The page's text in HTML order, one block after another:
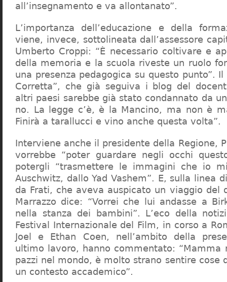
all’insegnamento e va allontanato”.
L’importanza dell’educazione e della
viene, invece, sottolineata dall’assessore
Umberto Croppi: “È necessario coltivare e
della memoria e la scuola riveste un ruolo
una presenza pedagogica su questo punto”.
Corretta”, che già seguiva i blog del
altri paesi sarebbe già stato condannato da
no. La legge c’è, è la Mancino, ma non è
Finirà a tarallucci e vino anche questa volta”.
Interviene anche il presidente della Regione,
vorrebbe “poter guardare negli occhi
potergli “trasmettere le immagini che io
Auschwitz, dallo Yad Vashem”. E, sulla linea
da Frati, che aveva auspicato un viaggio del
Marrazzo dice: “Vorrei che lui andasse a
nella stanza dei bambini”. L’eco della
Festival Internazionale del Film, in corso a
Joel e Ethan Coen, nell’ambito della
ultimo lavoro, hanno commentato: “Mamma
pazzi nel mondo, è molto strano sentire cose
un contesto accademico”.